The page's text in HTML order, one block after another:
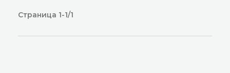
Страница 1-1/1